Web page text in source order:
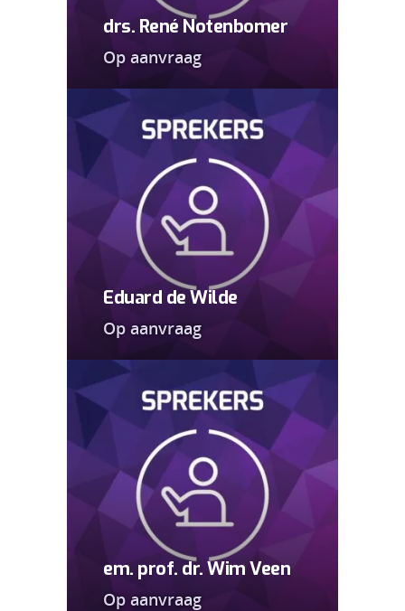
drs. René Notenbomer
Op aanvraag
Eduard de Wilde
Op aanvraag
em. prof. dr. Wim Veen
Op aanvraag